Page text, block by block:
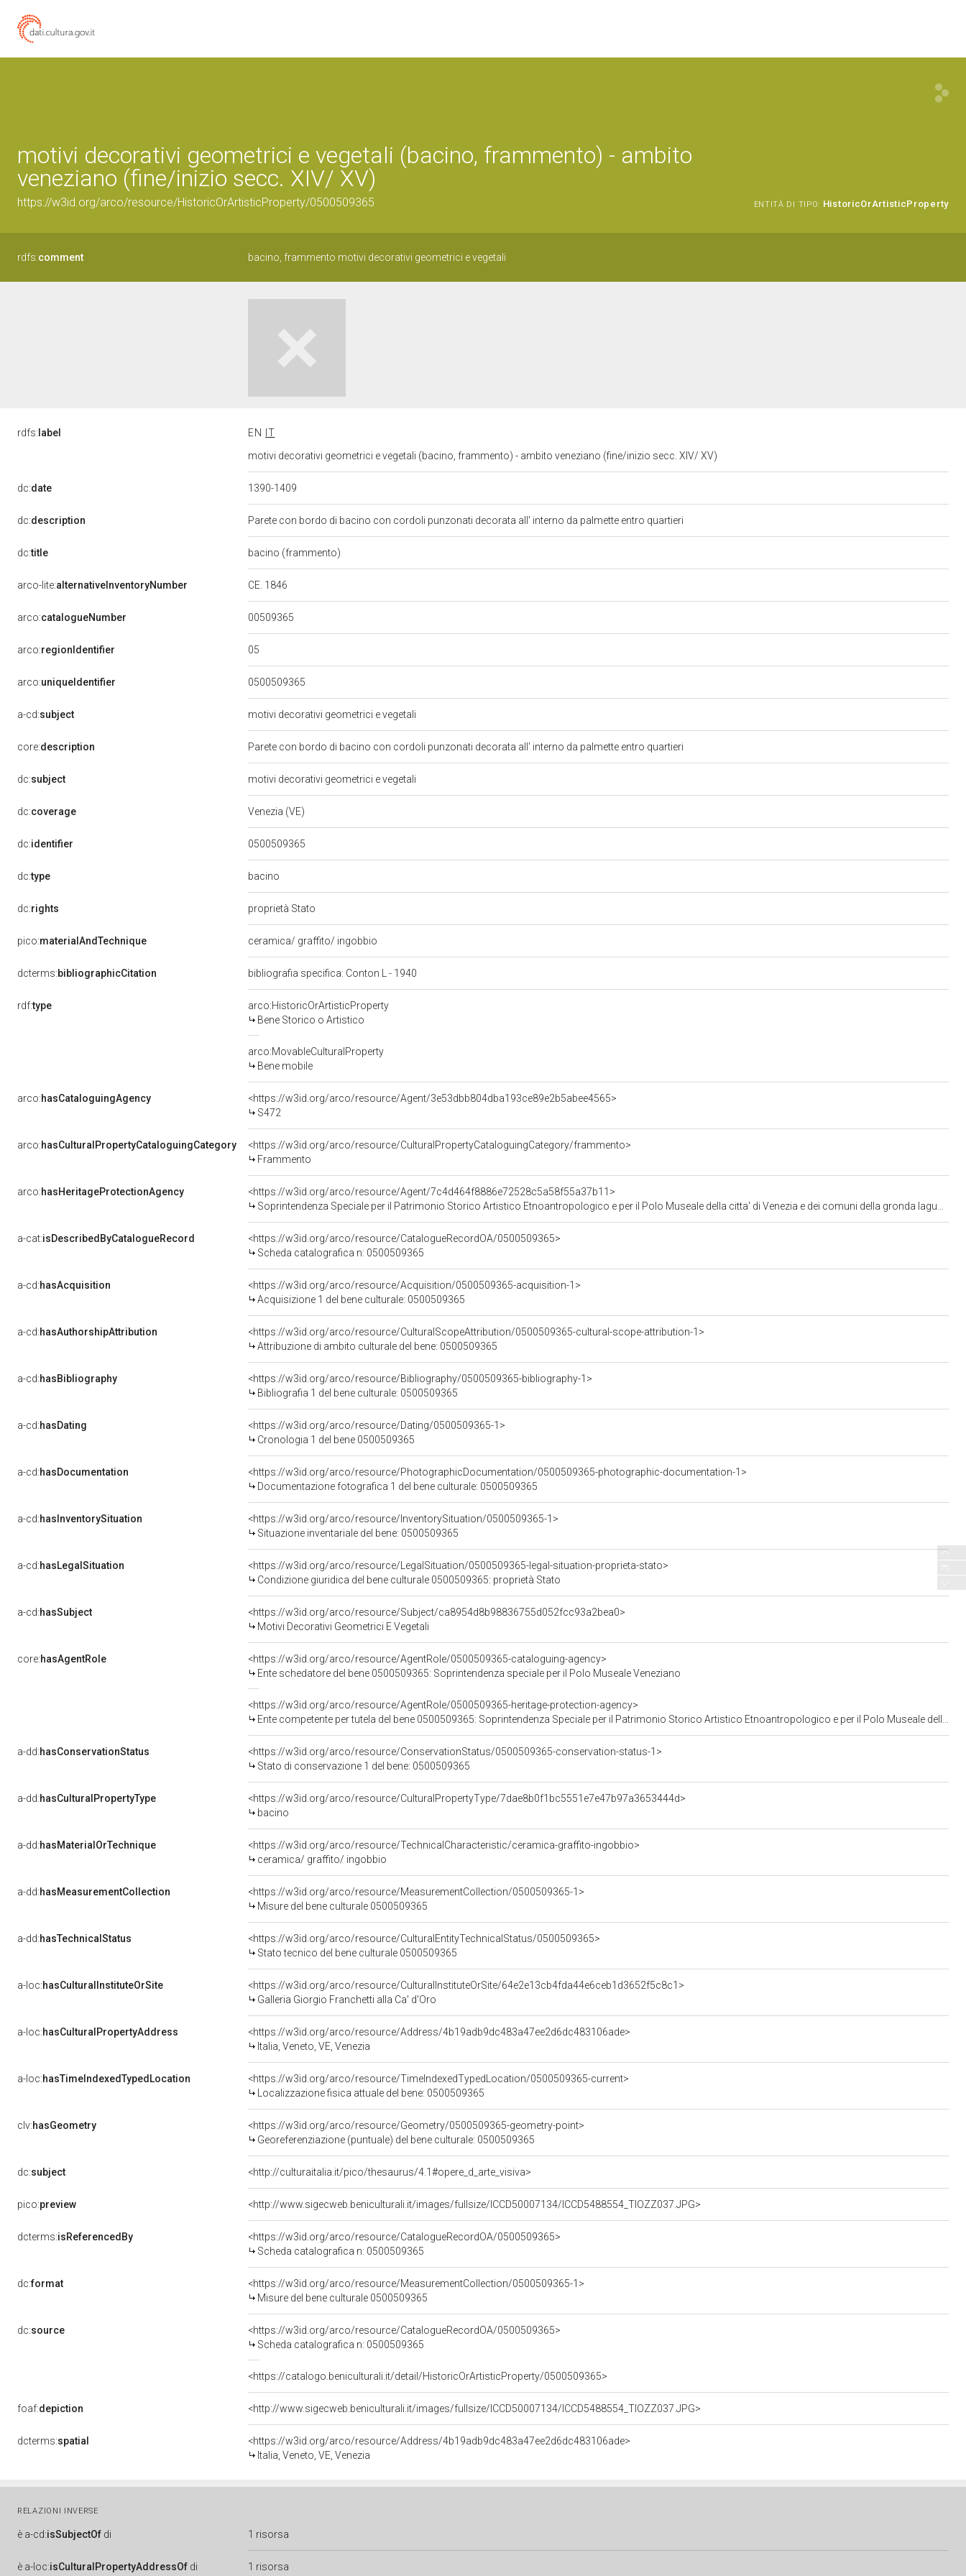
motivi decorativi geometrici e vegetali (bacino, frammento) - ambito
veneziano (fine/inizio secc. XIV/ XV)
https://w3id.org/arco/resource/HistoricOrArtisticProperty/0500509365 ENTITÀ DI TIPO: HistoricOrArtisticProperty
rdfs:comment bacino, frammento motivi decorativi geometrici e vegetali
rdfs: label EN
IT
motivi decorativi geometrici e vegetali (bacino, frammento) - ambito veneziano (fine/inizio secc. XIV/ XV)
dc:date 1390-1409
dc:description Parete con bordo di bacino con cordoli punzonati decorata all' interno da palmette entro quartieri
dc:title bacino (frammento)
arco-lite:alternativeInventoryNumber CE. 1846
arco:catalogueNumber 00509365
arco:regionIdentifier 05
arco:uniqueIdentifier 0500509365
a-cd:subject motivi decorativi geometrici e vegetali
core:description Parete con bordo di bacino con cordoli punzonati decorata all' interno da palmette entro quartieri
dc:subject motivi decorativi geometrici e vegetali
dc:coverage Venezia (VE)
dc:identifier 0500509365
dc:type bacino
dc:rights proprietà Stato
pico:materialAndTechnique ceramica/ graffito/ ingobbio
dcterms:bibliographicCitation bibliografia specifica: Conton L - 1940
rdf:type
arco:HistoricOrArtisticProperty
Bene Storico o Artistico
arco:MovableCulturalProperty
Bene mobile
arco:hasCataloguingAgency
<https://w3id.org/arco/resource/Agent/3e53dbb804dba193ce89e2b5abee4565>
S472
arco:hasCulturalPropertyCataloguingCategory
<https://w3id.org/arco/resource/CulturalPropertyCataloguingCategory/frammento>
Frammento
arco:hasHeritageProtectionAgency
<https://w3id.org/arco/resource/Agent/7c4d464f8886e72528c5a58f55a37b11>
Soprintendenza Speciale per il Patrimonio Storico Artistico Etnoantropologico e per il Polo Museale della citta' di Venezia e dei comuni della gronda lagunare
a-cat:isDescribedByCatalogueRecord
<https://w3id.org/arco/resource/CatalogueRecordOA/0500509365>
Scheda catalografica n: 0500509365
a-cd:hasAcquisition
<https://w3id.org/arco/resource/Acquisition/0500509365-acquisition-1>
Acquisizione 1 del bene culturale: 0500509365
a-cd:hasAuthorshipAttribution
<https://w3id.org/arco/resource/CulturalScopeAttribution/0500509365-cultural-scope-attribution-1>
Attribuzione di ambito culturale del bene: 0500509365
a-cd:hasBibliography
<https://w3id.org/arco/resource/Bibliography/0500509365-bibliography-1>
Bibliografia 1 del bene culturale: 0500509365
a-cd:hasDating
<https://w3id.org/arco/resource/Dating/0500509365-1>
Cronologia 1 del bene 0500509365
a-cd:hasDocumentation
<https://w3id.org/arco/resource/PhotographicDocumentation/0500509365-photographic-documentation-1>
Documentazione fotografica 1 del bene culturale: 0500509365
a-cd:hasInventorySituation
<https://w3id.org/arco/resource/InventorySituation/0500509365-1>
Situazione inventariale del bene: 0500509365
a-cd:hasLegalSituation
<https://w3id.org/arco/resource/LegalSituation/0500509365-legal-situation-proprieta-stato>
Condizione giuridica del bene culturale 0500509365: proprietà Stato
a-cd:hasSubject
<https://w3id.org/arco/resource/Subject/ca8954d8b98836755d052fcc93a2bea0>
Motivi Decorativi Geometrici E Vegetali
core:hasAgentRole
<https://w3id.org/arco/resource/AgentRole/0500509365-cataloguing-agency>
Ente schedatore del bene 0500509365: Soprintendenza speciale per il Polo Museale Veneziano
<https://w3id.org/arco/resource/AgentRole/0500509365-heritage-protection-agency>
Ente competente per tutela del bene 0500509365: Soprintendenza Speciale per il Patrimonio Storico Artistico Etnoantropologico e per il Polo Museale della citta' di Venezia e dei comuni della gronda lagunare
a-dd:hasConservationStatus
<https://w3id.org/arco/resource/ConservationStatus/0500509365-conservation-status-1>
Stato di conservazione 1 del bene: 0500509365
a-dd:hasCulturalPropertyType
<https://w3id.org/arco/resource/CulturalPropertyType/7dae8b0f1bc5551e7e47b97a3653444d>
bacino
a-dd:hasMaterialOrTechnique
<https://w3id.org/arco/resource/TechnicalCharacteristic/ceramica-graffito-ingobbio>
ceramica/ graffito/ ingobbio
a-dd:hasMeasurementCollection
<https://w3id.org/arco/resource/MeasurementCollection/0500509365-1>
Misure del bene culturale 0500509365
a-dd:hasTechnicalStatus
<https://w3id.org/arco/resource/CulturalEntityTechnicalStatus/0500509365>
Stato tecnico del bene culturale 0500509365
a-loc:hasCulturalInstituteOrSite
<https://w3id.org/arco/resource/CulturalInstituteOrSite/64e2e13cb4fda44e6ceb1d3652f5c8c1>
Galleria Giorgio Franchetti alla Ca' d'Oro
a-loc:hasCulturalPropertyAddress
<https://w3id.org/arco/resource/Address/4b19adb9dc483a47ee2d6dc483106ade>
Italia, Veneto, VE, Venezia
a-loc:hasTimeIndexedTypedLocation
<https://w3id.org/arco/resource/TimeIndexedTypedLocation/0500509365-current>
Localizzazione fisica attuale del bene: 0500509365
clv:hasGeometry
<https://w3id.org/arco/resource/Geometry/0500509365-geometry-point>
Georeferenziazione (puntuale) del bene culturale: 0500509365
dc:subject <http://culturaitalia.it/pico/thesaurus/4.1#opere_d_arte_visiva>
pico:preview <http://www.sigecweb.beniculturali.it/images/fullsize/ICCD50007134/ICCD5488554_TIOZZ037.JPG>
dcterms:isReferencedBy
<https://w3id.org/arco/resource/CatalogueRecordOA/0500509365>
Scheda catalografica n: 0500509365
dc:format
<https://w3id.org/arco/resource/MeasurementCollection/0500509365-1>
Misure del bene culturale 0500509365
dc:source
<https://w3id.org/arco/resource/CatalogueRecordOA/0500509365>
Scheda catalografica n: 0500509365
<https://catalogo.beniculturali.it/detail/HistoricOrArtisticProperty/0500509365>
foaf:depiction <http://www.sigecweb.beniculturali.it/images/fullsize/ICCD50007134/ICCD5488554_TIOZZ037.JPG>
dcterms:spatial
<https://w3id.org/arco/resource/Address/4b19adb9dc483a47ee2d6dc483106ade>
Italia, Veneto, VE, Venezia
RELAZIONI INVERSE
è a-cd:isSubjectOf di 1 risorsa
è a-loc:isCulturalPropertyAddressOf di 1 risorsa